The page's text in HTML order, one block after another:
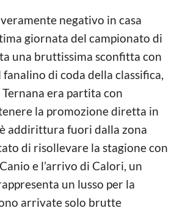
negativo in casa
giornata del campionato di
una bruttissima sconfitta con
di coda della classifica,
Ternana era partita con
la promozione diretta in
è addirittura fuori dalla zona
di risollevare la stagione con
e l’arrivo di Calori, un
un lusso per la
arrivate solo brutte